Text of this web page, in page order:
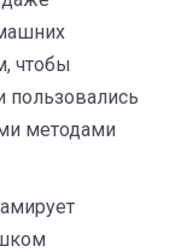
чтобы
пользовались
методами